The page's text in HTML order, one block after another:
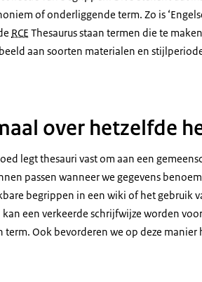
of onderliggende term. Zo is
RCE Thesaurus staan termen die te
aan soorten materialen en
over hetzelfde
legt thesauri vast om aan een
passen wanneer we gegevens
begrippen in een wiki of het gebruik
een verkeerde schrijfwijze worden
Ook bevorderen we op deze manier